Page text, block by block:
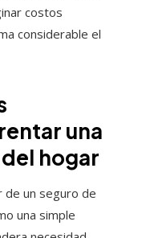
costos
considerable el
una
hogar
de un seguro de
una simple